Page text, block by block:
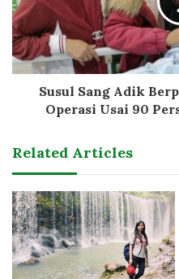
Susul Sang Adik
Operasi Usai 90
Related Articles